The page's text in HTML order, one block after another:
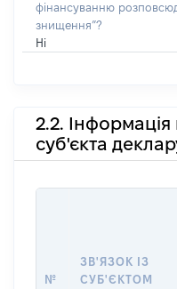
фінансуванню
знищення”?
Ні
2.2. Інформація
суб'єкта
№
ЗВ'ЯЗОК ІЗ
СУБ'ЄКТОМ